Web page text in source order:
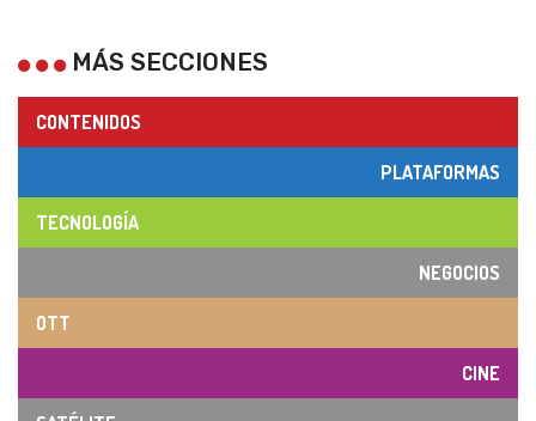
MÁS SECCIONES
CONTENIDOS
PLATAFORMAS
TECNOLOGÍA
NEGOCIOS
OTT
CINE